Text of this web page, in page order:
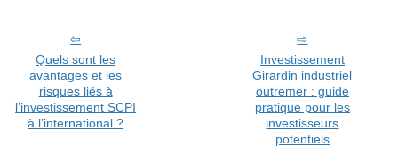
Quels sont les
avantages et les
risques liés à
l’investissement SCPI
à l’international ?
Investissement
Girardin industriel
outremer : guide
pratique pour les
investisseurs
potentiels